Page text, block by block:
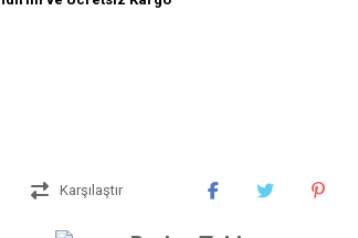
Karşılaştır